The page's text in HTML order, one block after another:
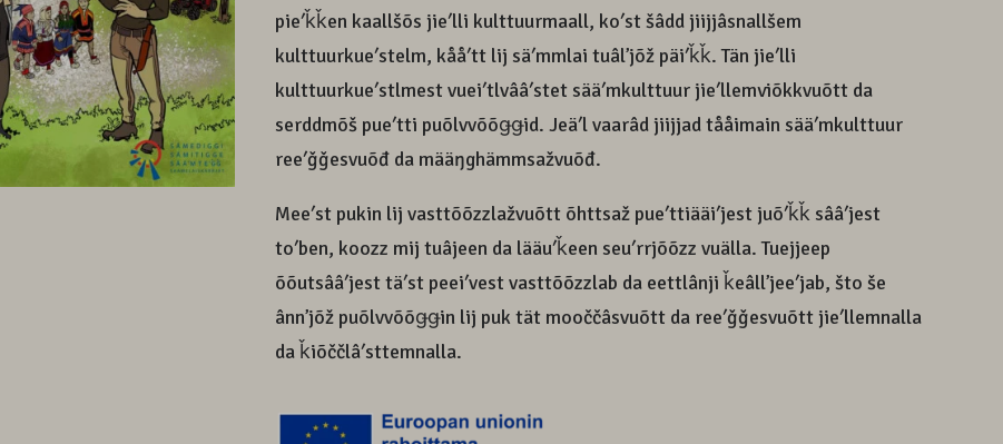
pieʹǩǩen kaallšõs jieʹlli kulttuurmaall, koʹst šâdd jiijjâsnallšem
kulttuurkueʹstelm, kååʹtt lij säʹmmlai tuâlʼjõž päiʹǩǩ. Tän jieʹlli
kulttuurkueʹstlmest vueiʹtlvââʹstet sääʹmkulttuur jieʹllemviõkkvuõtt da
serddmõš pueʹtti puõlvvõõǥǥid. Jeäʹl vaarâd jiijjad tååimain sääʹmkulttuur
reeʹǧǧesvuõđ da määŋghämmsažvuõđ.
Meeʹst pukin lij vasttõõzzlažvuõtt õhttsaž pueʹttiääiʹjest juõʹǩǩ sââʹjest
toʹben, koozz mij tuâjeen da lääuʹǩeen seuʹrrjõõzz vuälla. Tuejjeep
õõutsââʹjest täʹst peeiʹvest vasttõõzzlab da eettlânji ǩeâllʼjeeʹjab, što še
ânnʼjõž puõlvvõõǥǥin lij puk tät mooččâsvuõtt da reeʹǧǧesvuõtt jieʹllemnalla
da ǩiõččlâʹsttemnalla.